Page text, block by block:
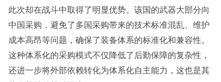
此次却在战斗中取得了明显优势。该国的武器大部分向
中国采购，避免了多国采购带来的技术标准混乱、维护
成本高昂等问题，确保了装备体系的标准化和兼容性。
这种体系化的采购模式不仅降低了后勤保障的复杂性，
还进一步将外部依赖转化为体系化自主能力，这也是其